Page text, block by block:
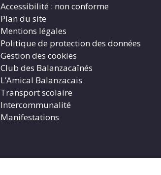
Accessibilité : non conforme
Plan du site
Mentions légales
Politique de protection des données
Gestion des cookies
Club des Balanzacaînés
L’Amical Balanzacais
Transport scolaire
Intercommunalité
Manifestations